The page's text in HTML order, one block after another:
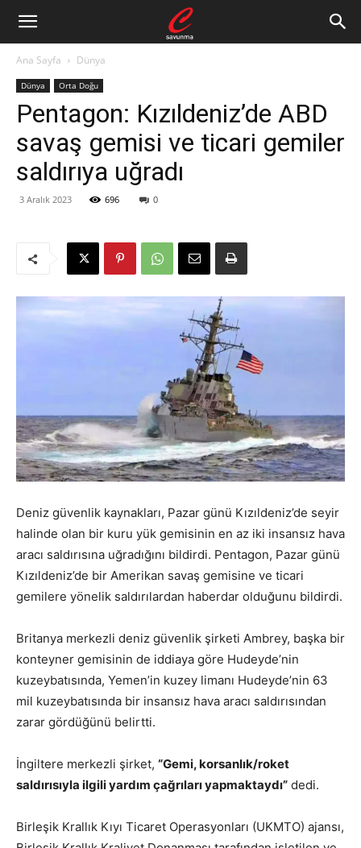
Ana Sayfa Dünya
Dünya Orta Doğu
Pentagon: Kızıldeniz’de ABD
savaş gemisi ve ticari gemiler
saldırıya uğradı
3 Aralık 2023 696 0
Deniz güvenlik kaynakları, Pazar günü Kızıldeniz’de seyir
halinde olan bir kuru yük gemisinin en az iki insansız hava
aracı saldırısına uğradığını bildirdi. Pentagon, Pazar günü
Kızıldeniz’de bir Amerikan savaş gemisine ve ticari
gemilere yönelik saldırılardan haberdar olduğunu bildirdi.
Britanya merkezli deniz güvenlik şirketi Ambrey, başka bir
konteyner gemisinin de iddiaya göre Hudeyde’nin
kuzeybatısında, Yemen’in kuzey limanı Hudeyde’nin 63
mil kuzeybatısında bir insansız hava aracı saldırısından
zarar gördüğünü belirtti.
İngiltere merkezli şirket, “Gemi, korsanlık/roket
saldırısıyla ilgili yardım çağrıları yapmaktaydı” dedi.
Birleşik Krallık Kıyı Ticaret Operasyonları (UKMTO) ajansı,